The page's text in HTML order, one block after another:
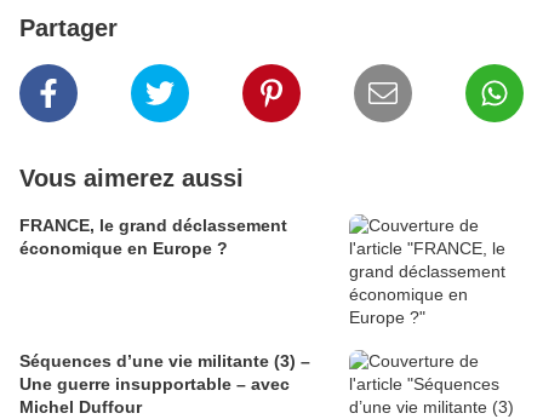
Partager
Vous aimerez aussi
FRANCE, le grand déclassement
économique en Europe ?
Séquences d’une vie militante (3) –
Une guerre insupportable – avec
Michel Duffour